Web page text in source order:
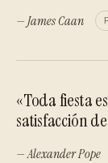
— James Caan
«Toda fiesta
satisfacción
— Alexander Pope